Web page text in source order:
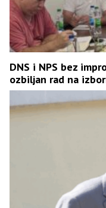
DNS i NPS bez
ozbiljan rad na